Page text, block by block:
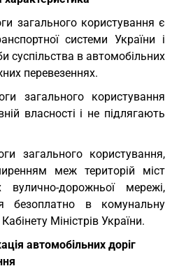
загального користування є
системи України і
суспільства в автомобільних
перевезеннях.
загального користування
власності і не підлягають
загального користування,
меж територій міст
дорожньої мережі,
безоплатно в комунальну
Міністрів України.
автомобільних доріг